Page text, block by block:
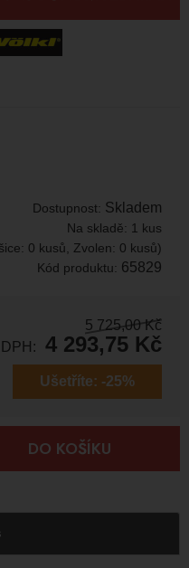
Dostupnost: Skladem
Na skladě: 1 kus
0 kusů, Zvolen: 0 kusů)
Kód produktu: 65829
5 725,00 Kč
4 293,75 Kč
Ušetříte: -25%
DO KOŠÍKU